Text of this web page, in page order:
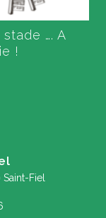
…. A
!
Fiel